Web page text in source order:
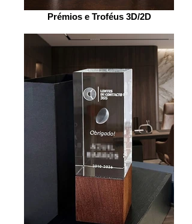
Prémios e Troféus 3D/2D